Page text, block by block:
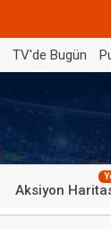
TV'de Bugün
Aksiyon